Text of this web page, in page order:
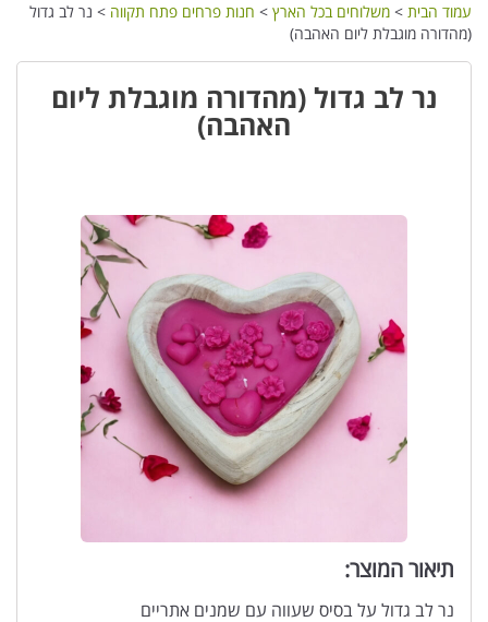
עמוד הבית > משלוחים בכל הארץ > חנות פרחים פתח תקווה > נר לב גדול
(מהדורה מוגבלת ליום האהבה)
נר לב גדול (מהדורה מוגבלת ליום
האהבה)
תיאור המוצר:
נר לב גדול על בסיס שעווה עם שמנים אתריים